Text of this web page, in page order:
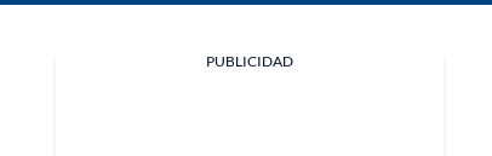
PUBLICIDAD